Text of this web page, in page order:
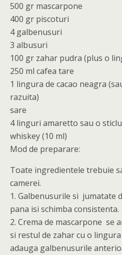
500 gr mascarpone
400 gr piscoturi
4 galbenusuri
3 albusuri
100 gr zahar pudra (plus o
250 ml cafea tare
1 lingura de cacao neagra
razuita)
sare
4 linguri amaretto sau o
whiskey (10 ml)
Mod de preparare:
Toate ingredientele trebuie
camerei.
1. Galbenusurile si jumatate
pana isi schimba consistenta.
2. Crema de mascarpone se
si restul de zahar cu o
adauga galbenusurile